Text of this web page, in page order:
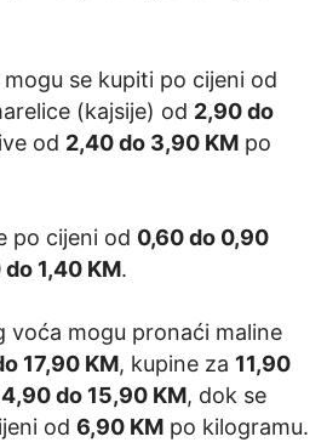
se kupiti po cijeni od
(kajsije) od 2,90 do
od 2,40 do 3,90 KM po
po cijeni od 0,60 do 0,90
do 1,40 KM.
voća mogu pronaći maline
17,90 KM, kupine za 11,90
do 15,90 KM, dok se
od 6,90 KM po kilogramu.